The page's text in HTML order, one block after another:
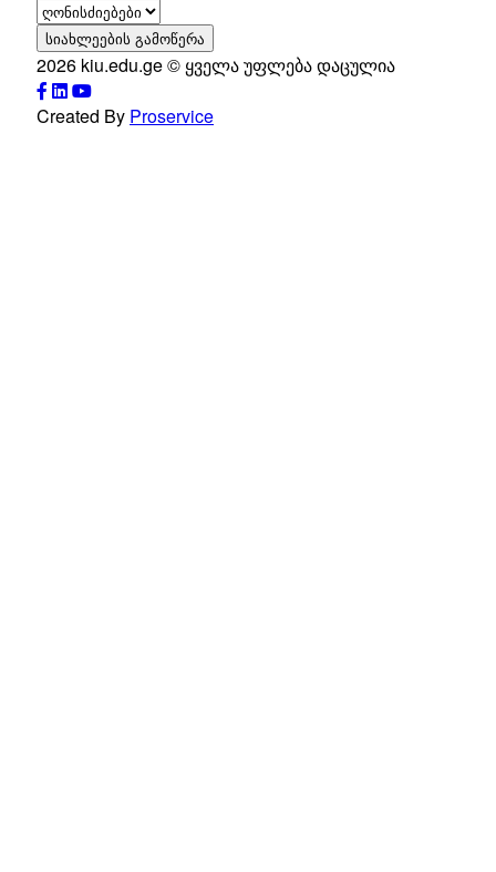
სიახლეების გამოწერა
2026 kiu.edu.ge © ყველა უფლება დაცულია
Created By Proservice